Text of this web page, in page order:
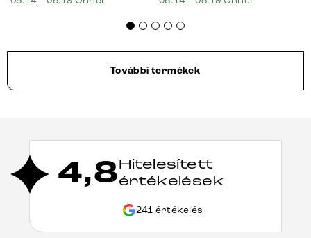
További termékek
4,8Hitelesített
értékelések
241 értékelés